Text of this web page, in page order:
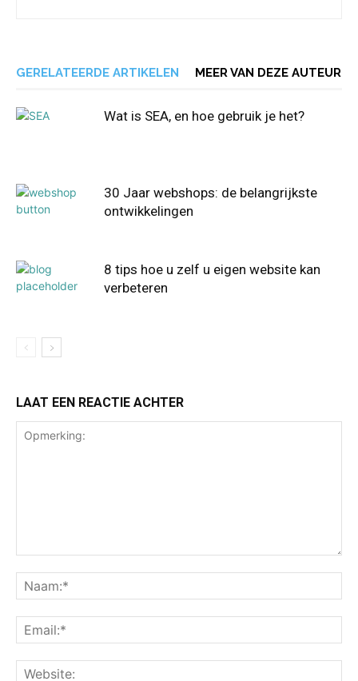
GERELATEERDE ARTIKELEN MEER VAN DEZE AUTEUR
Wat is SEA, en hoe gebruik je het?
30 Jaar webshops: de belangrijkste
ontwikkelingen
8 tips hoe u zelf u eigen website kan
verbeteren
LAAT EEN REACTIE ACHTER